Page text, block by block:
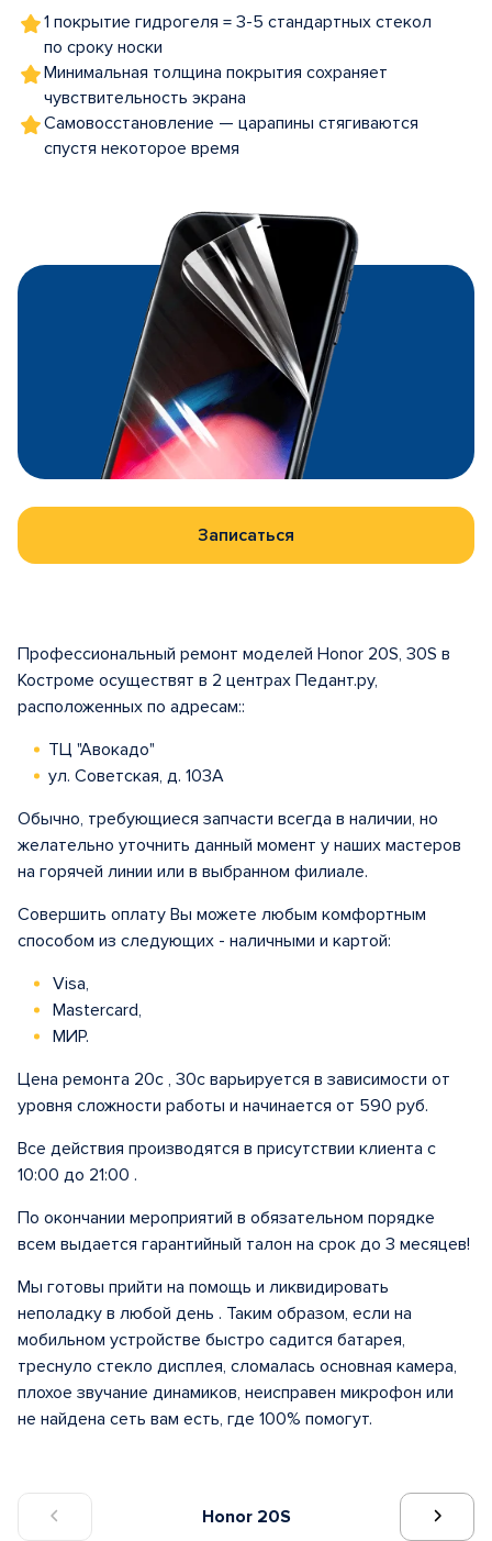
1 покрытие гидрогеля = 3-5 стандартных стекол
по сроку носки
Минимальная толщина покрытия сохраняет
чувствительность экрана
Самовосстановление — царапины стягиваются
спустя некоторое время
Записаться
Honor 20S
Профессиональный ремонт моделей Honor 20S, 30S в
Костроме осуществят в 2 центрах Педант.ру,
расположенных по адресам::
ТЦ "Авокадо"
ул. Советская, д. 103А
Обычно, требующиеся запчасти всегда в наличии, но
желательно уточнить данный момент у наших мастеров
на горячей линии или в выбранном филиале.
Совершить оплату Вы можете любым комфортным
способом из следующих - наличными и картой:
Visa,
Mastercard,
МИР.
Цена ремонта 20с , 30с варьируется в зависимости от
уровня сложности работы и начинается от 590 руб.
Все действия производятся в присутствии клиента с
10:00 до 21:00 .
По окончании мероприятий в обязательном порядке
всем выдается гарантийный талон на срок до 3 месяцев!
Мы готовы прийти на помощь и ликвидировать
неполадку в любой день . Таким образом, если на
мобильном устройстве быстро садится батарея,
треснуло стекло дисплея, сломалась основная камера,
плохое звучание динамиков, неисправен микрофон или
не найдена сеть вам есть, где 100% помогут.